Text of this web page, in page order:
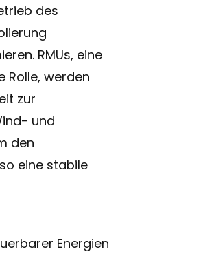
des
RMUs, eine
Rolle, werden
zur
und
den
eine stabile
Energien